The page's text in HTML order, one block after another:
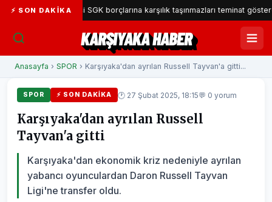
⚡ SON DAKIKA
Belediyesi SGK borçlarına karşılık taşınmazları teminat gösterecek
KARŞIYAKA HABER
Anasayfa › SPOR › Karşıyaka'dan ayrılan Russell Tayvan'a gitti...
SPOR ⚡ SON DAKIKA 🕐 27 Şubat 2025, 18:15💬 0 yorum
Karşıyaka'dan ayrılan Russell
Tayvan'a gitti
Karşıyaka'dan ekonomik kriz nedeniyle ayrılan
yabancı oyunculardan Daron Russell Tayvan
Ligi'ne transfer oldu.